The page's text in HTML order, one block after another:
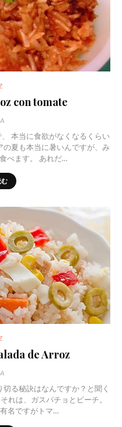
con tomate
本当に食欲がなくなるくらい
夏も本当に暑いんですが、み
べます。 あれだ…
de Arroz
る秘訣はなんですか？と聞く
れは、ガスパチョとビーチ。
名ですがトマ…